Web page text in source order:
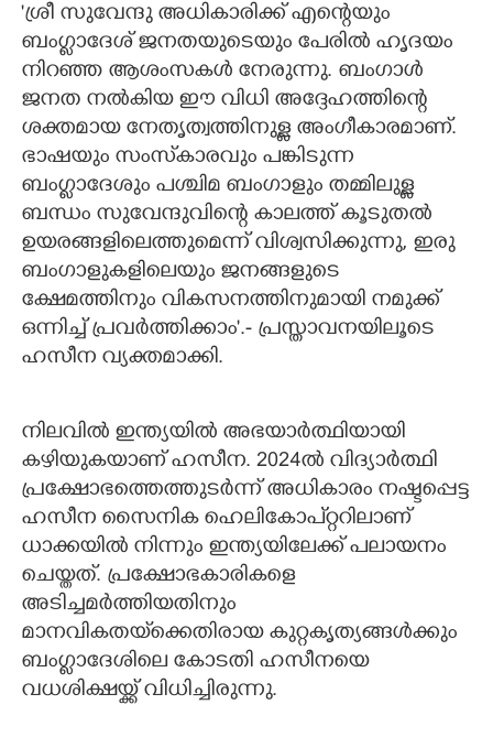
'ശ്രീ സുവേന്ദു അധികാരിക്ക് എന്റെയും
ബംഗ്ലാദേശ് ജനതയുടെയും പേരിൽ ഹൃദയം
നിറഞ്ഞ ആശംസകൾ നേരുന്നു. ബംഗാൾ
ജനത നൽകിയ ഈ വിധി അദ്ദേഹത്തിന്റെ
ശക്തമായ നേതൃത്വത്തിനുള്ള അംഗീകാരമാണ്.
ഭാഷയും സംസ്‌കാരവും പങ്കിടുന്ന
ബംഗ്ലാദേശും പശ്ചിമ ബംഗാളും തമ്മിലുള്ള
ബന്ധം സുവേന്ദുവിന്റെ കാലത്ത് കൂടുതൽ
ഉയരങ്ങളിലെത്തുമെന്ന് വിശ്വസിക്കുന്നു, ഇരു
ബംഗാളുകളിലെയും ജനങ്ങളുടെ
ക്ഷേമത്തിനും വികസനത്തിനുമായി നമുക്ക്
ഒന്നിച്ച് പ്രവർത്തിക്കാം'.- പ്രസ്താവനയിലൂടെ
ഹസീന വ്യക്തമാക്കി.
നിലവിൽ ഇന്ത്യയിൽ അഭയാർത്ഥിയായി
കഴിയുകയാണ് ഹസീന. 2024ൽ വിദ്യാർത്ഥി
പ്രക്ഷോഭത്തെത്തുടർന്ന് അധികാരം നഷ്ടപ്പെട്ട
ഹസീന സൈനിക ഹെലികോപ്റ്ററിലാണ്
ധാക്കയിൽ നിന്നും ഇന്ത്യയിലേക്ക് പലായനം
ചെയ്തത്. പ്രക്ഷോഭകാരികളെ
അടിച്ചമർത്തിയതിനും
മാനവികതയ്‌ക്കെതിരായ കുറ്റകൃത്യങ്ങൾക്കും
ബംഗ്ലാദേശിലെ കോടതി ഹസീനയെ
വധശിക്ഷയ്ക്ക് വിധിച്ചിരുന്നു.